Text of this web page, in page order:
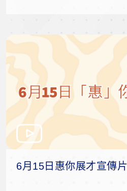
6月15日惠你展才宣傳片